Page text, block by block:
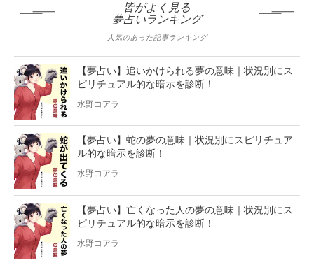
皆がよく見る
夢占いランキング
人気のあった記事ランキング
【夢占い】追いかけられる夢の意味｜状況別にス
ピリチュアル的な暗示を診断！
水野コアラ
【夢占い】蛇の夢の意味｜状況別にスピリチュア
ル的な暗示を診断！
水野コアラ
【夢占い】亡くなった人の夢の意味｜状況別にス
ピリチュアル的な暗示を診断！
水野コアラ